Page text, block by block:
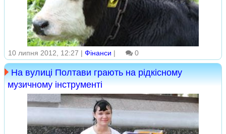
10 липня 2012, 12:27 | Фінанси | 0
На вулиці Полтави грають на рідкісному
музичному інструменті